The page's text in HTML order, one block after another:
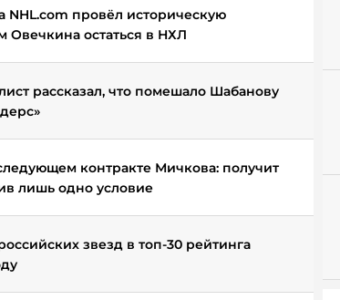
провёл историческую
Овечкина остаться в НХЛ
рассказал, что помешало Шабанову
контракте Мичкова: получит
лишь одно условие
звезд в топ-30 рейтинга